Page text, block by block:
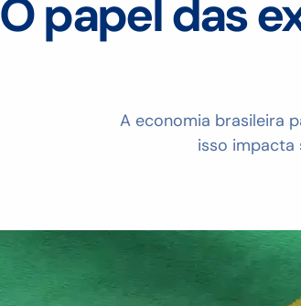
O papel das
A economia brasileira
isso impacta